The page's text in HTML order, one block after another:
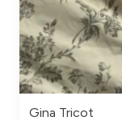
Gina Tricot